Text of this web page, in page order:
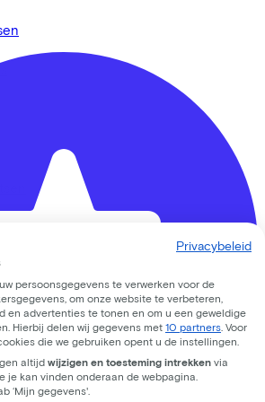
Facebook
Reserved.
Privacybeleid
persoonsgegevens te verwerken voor de
om onze website te verbeteren,
en advertenties te tonen en om u een geweldige
Hierbij delen wij gegevens met 10 partners . Voor
die we gebruiken opent u de instellingen.
altijd wijzigen en toesteming intrekken via
je kan vinden onderaan de webpagina.
‘Mijn gegevens'.